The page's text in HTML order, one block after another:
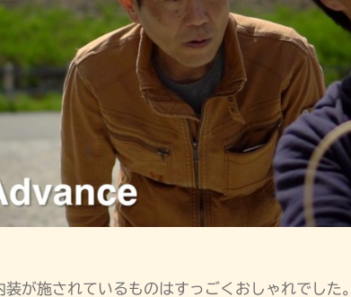
が施されているものはすっごくおしゃれでした。